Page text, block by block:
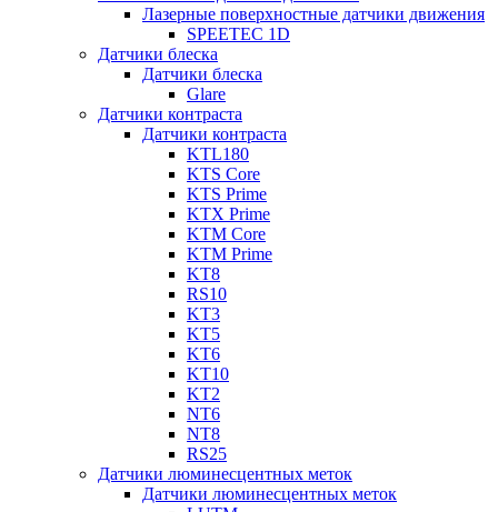
Лазерные поверхностные датчики движения
SPEETEC 1D
Датчики блеска
Датчики блеска
Glare
Датчики контраста
Датчики контраста
KTL180
KTS Core
KTS Prime
KTX Prime
KTM Core
KTM Prime
KT8
RS10
KT3
KT5
KT6
KT10
KT2
NT6
NT8
RS25
Датчики люминесцентных меток
Датчики люминесцентных меток